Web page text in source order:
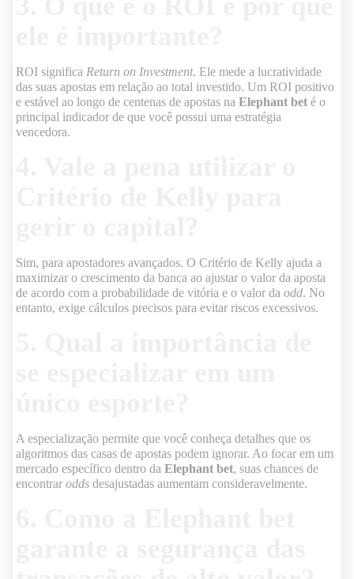
ROI significa Return on Investment. Ele mede a lucratividade
das suas apostas em relação ao total investido. Um ROI positivo
e estável ao longo de centenas de apostas na Elephant bet é o
principal indicador de que você possui uma estratégia
vencedora.
Sim, para apostadores avançados. O Critério de Kelly ajuda a
maximizar o crescimento da banca ao ajustar o valor da aposta
de acordo com a probabilidade de vitória e o valor da odd. No
entanto, exige cálculos precisos para evitar riscos excessivos.
A especialização permite que você conheça detalhes que os
algoritmos das casas de apostas podem ignorar. Ao focar em um
mercado específico dentro da Elephant bet, suas chances de
encontrar odds desajustadas aumentam consideravelmente.